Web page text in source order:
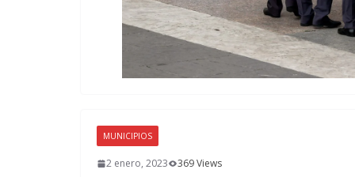
MUNICIPIOS
2 enero, 2023 369 Views